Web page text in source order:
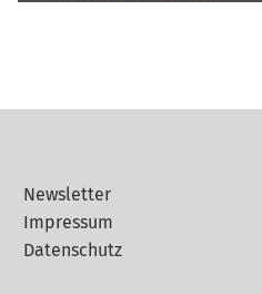
Newsletter
Impressum
Datenschutz